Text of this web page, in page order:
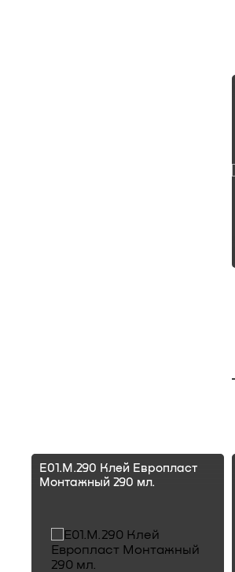
E01.M.290 Клей Европласт
Монтажный 290 мл.